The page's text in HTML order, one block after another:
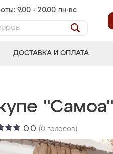
9.00 - 20.00, пн-вс
ДОСТАВКА И ОПЛАТА
"Самоа"
0.0 (0 голосов)